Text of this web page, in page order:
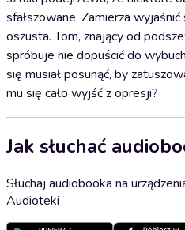
sfałszowane. Zamierza
oszusta. Tom, znający od
spróbuje nie dopuścić do
się musiał posunąć, by
mu się cało wyjść z opresji?
Jak słuchać
Słuchaj audiobooka na
Audioteki